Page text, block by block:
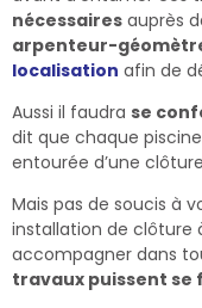
nécessaires auprès
arpenteur-
localisation afin de
Aussi il faudra se
dit que chaque
entourée d’une
Mais pas de soucis à
installation de clôture
accompagner dans
travaux puissent se